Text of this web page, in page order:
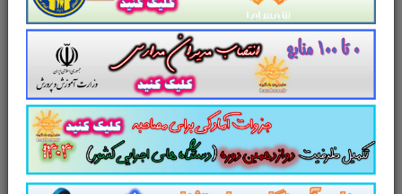
سایت پرتویادگیری
مجموعه منابع آمادگی برای آزمون استخدامی
آموزش و پرورشرا برای داوطلبین این آزمون به
شرح ذیل اعلام می دارد.
لینک دانلود